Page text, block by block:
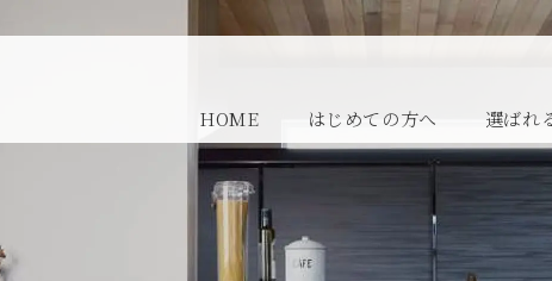
HOME はじめての方へ 選ばれ